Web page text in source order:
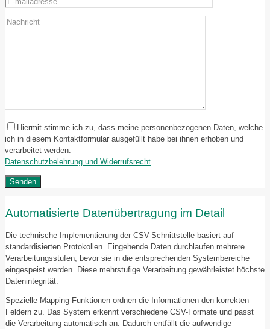
Hiermit stimme ich zu, dass meine personenbezogenen Daten, welche
ich in diesem Kontaktformular ausgefüllt habe bei ihnen erhoben und
verarbeitet werden.
Datenschutzbelehrung und Widerrufsrecht
Automatisierte Datenübertragung im Detail
Die technische Implementierung der CSV-Schnittstelle basiert auf
standardisierten Protokollen. Eingehende Daten durchlaufen mehrere
Verarbeitungsstufen, bevor sie in die entsprechenden Systembereiche
eingespeist werden. Diese mehrstufige Verarbeitung gewährleistet höchste
Datenintegrität.
Spezielle Mapping-Funktionen ordnen die Informationen den korrekten
Feldern zu. Das System erkennt verschiedene CSV-Formate und passt
die Verarbeitung automatisch an. Dadurch entfällt die aufwendige